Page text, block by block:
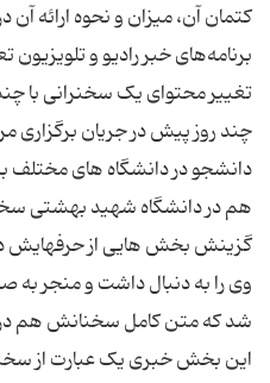
کتمان آن، میزان و نحوه ارائه آن
چند روز پیش در جریان برگزاری
دانشجو در دانشگاه های مختلف
هم در دانشگاه شهید بهشتی
وی را به دنبال داشت و منجر به
این بخش خبری یک عبارت از